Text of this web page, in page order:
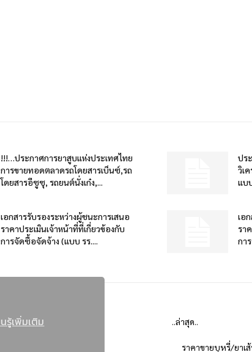
รู้เพิ่มเติม
!!!…ประกาศการยาสูบแห่งประเทศไทย
การขายทอดตลาดรถโดยสารเบ็นซ์,รถ
โดยสารอีซูซุ, รถยนต์นั่งเก๋ง,...
ปร
วิเ
แบ
เอกสารรับรองระหว่างผู้ชนะการเสนอ
ราคาประเมินเจ้าหน้าที่ที่เกี่ยวข้องกับ
การจัดซื้อจัดจ้าง (แบบ รร....
เอ
รา
กา
..ล่าสุด..
ราคาขายบุหรี่/ยาเ